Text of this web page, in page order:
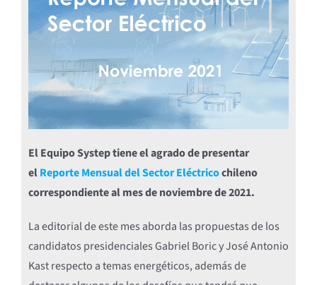
El Equipo Systep tiene el agrado de presentar
elReporte Mensual del Sector Eléctricochileno
correspondiente al mes de noviembre de 2021.
La editorial de este mes aborda las propuestas de los
candidatos presidenciales Gabriel Boric y José Antonio
Kast respecto a temas energéticos, además de